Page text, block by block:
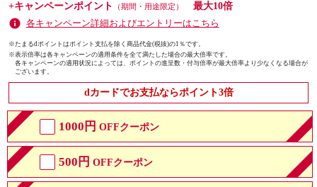
+キャンペーンポイント
（期間・用途限定）
最大10倍
各キャンペーン詳細およびエントリーはこちら
※たまるdポイントはポイント支払を除く商品代金(税抜)の1％です。
※表示倍率は各キャンペーンの適用条件を全て満たした場合の最大倍率です。
各キャンペーンの適用状況によっては、ポイントの進呈数・付与倍率が最大倍率より少なくなる場合が
ございます。
dカードでお支払ならポイント3倍
1000円 OFFクーポン
500円 OFFクーポン